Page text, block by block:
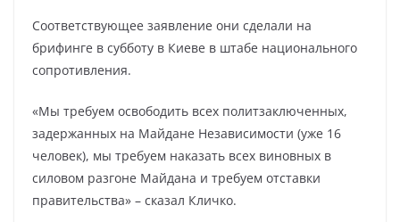
Соответствующее заявление они сделали на
брифинге в субботу в Киеве в штабе национального
сопротивления.
«Мы требуем освободить всех политзаключенных,
задержанных на Майдане Независимости (уже 16
человек), мы требуем наказать всех виновных в
силовом разгоне Майдана и требуем отставки
правительства» – сказал Кличко.